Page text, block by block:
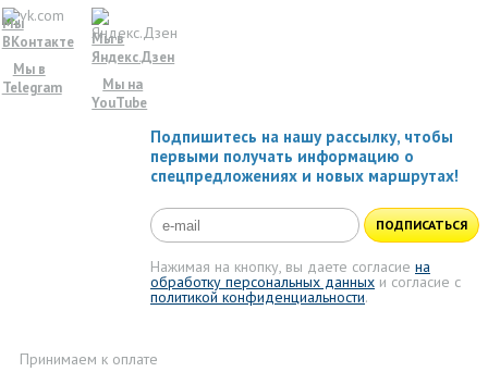
Мы
ВКонтакте
Мы в
Telegram
Мы в
Яндекс.Дзен
Мы на
YouTube
Подпишитесь на нашу рассылку, чтобы
первыми получать информацию о
спецпредложениях и новых маршрутах!
ПОДПИСАТЬСЯ
Нажимая на кнопку, вы даете согласие на
обработку персональных данных и согласие с
политикой конфиденциальности.
Принимаем к оплате